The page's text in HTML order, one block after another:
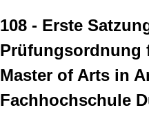
108 - Erste
Prüfungsordnung
Master of Arts in
Fachhochschule